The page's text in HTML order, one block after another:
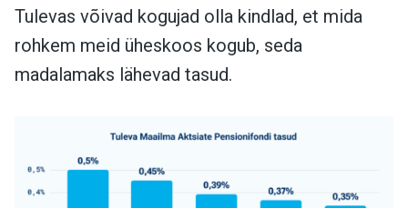
Tulevas võivad kogujad olla kindlad, et mida
rohkem meid üheskoos kogub, seda
madalamaks lähevad tasud.